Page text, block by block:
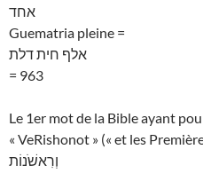
אחד
Guematria pleine =
אלף חית דלת
= 963
Le 1er mot de la Bible ayant
« VeRishonot » (« et les
וְרִאשֹׁנוֹת